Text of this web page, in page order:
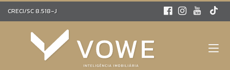
CRECI/SC 8.518-J